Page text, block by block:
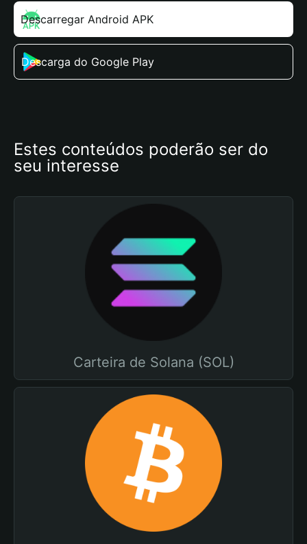
Descarregar Android APK
Descarga do Google Play
Estes conteúdos poderão ser do
seu interesse
Carteira de Solana (SOL)